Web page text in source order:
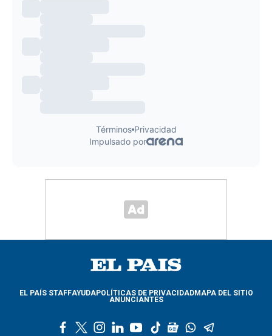
EL PAÍS STAFFAYUDAPOLÍTICAS DE PRIVACIDADMAPA DEL SITIO
ANUNCIANTES
l
y
t
g
w